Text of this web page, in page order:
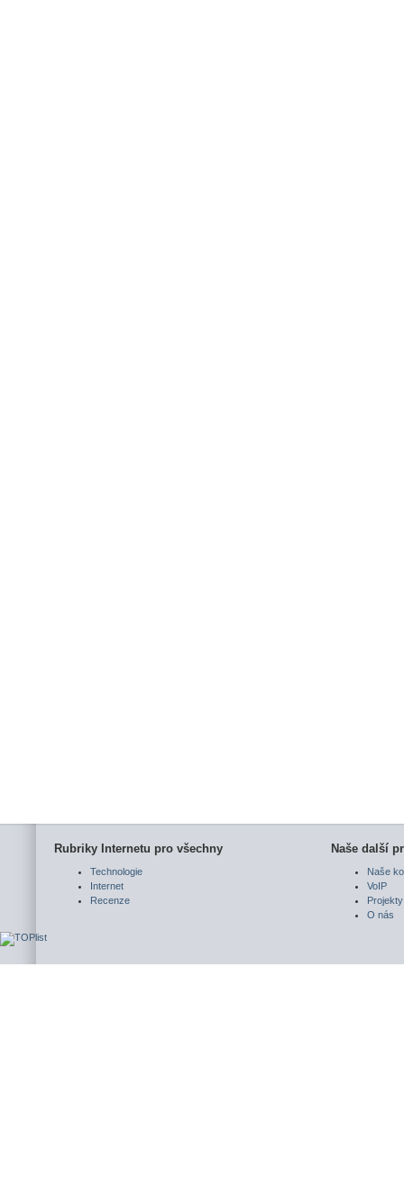
Rubriky Internetu pro všechny
Technologie
Internet
Recenze
Naše další
Naše
VoIP
Projekty
O nás